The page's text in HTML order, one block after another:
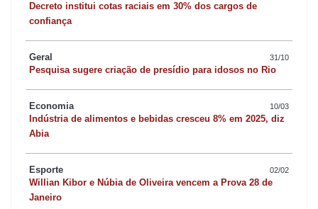
Decreto institui cotas raciais em 30% dos cargos de
confiança
Geral 31/10
Pesquisa sugere criação de presídio para idosos no Rio
Economia 10/03
Indústria de alimentos e bebidas cresceu 8% em 2025, diz
Abia
Esporte 02/02
Willian Kibor e Núbia de Oliveira vencem a Prova 28 de
Janeiro